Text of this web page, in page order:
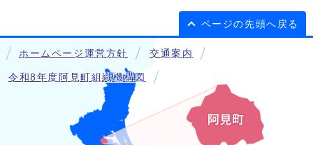
ページの先頭へ戻る
ホームページ運営方針 交通案内
令和8年度阿見町組織機構図